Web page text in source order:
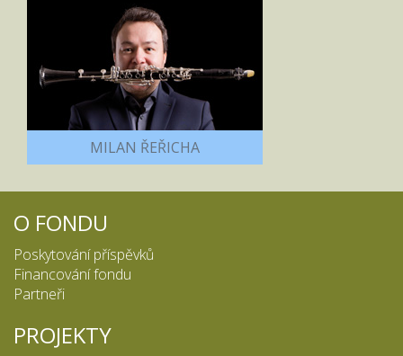
MILAN ŘEŘICHA
O FONDU
Poskytování příspěvků
Financování fondu
Partneři
PROJEKTY